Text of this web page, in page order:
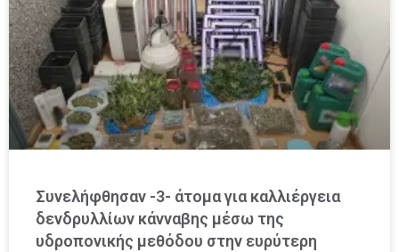
Συνελήφθησαν -3- άτομα για καλλιέργεια
δενδρυλλίων κάνναβης μέσω της
υδροπονικής μεθόδου στην ευρύτερη